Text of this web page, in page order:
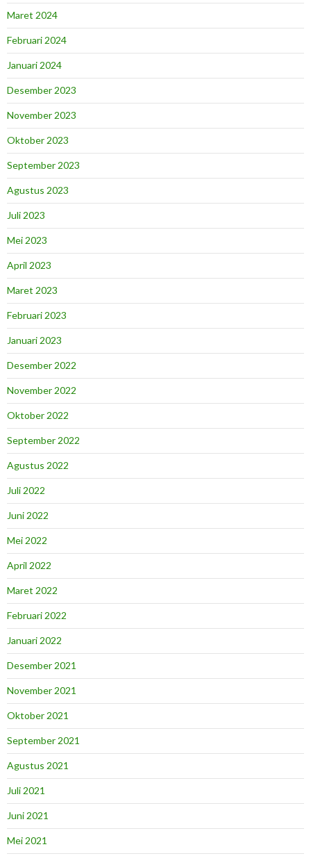
Maret 2024
Februari 2024
Januari 2024
Desember 2023
November 2023
Oktober 2023
September 2023
Agustus 2023
Juli 2023
Mei 2023
April 2023
Maret 2023
Februari 2023
Januari 2023
Desember 2022
November 2022
Oktober 2022
September 2022
Agustus 2022
Juli 2022
Juni 2022
Mei 2022
April 2022
Maret 2022
Februari 2022
Januari 2022
Desember 2021
November 2021
Oktober 2021
September 2021
Agustus 2021
Juli 2021
Juni 2021
Mei 2021